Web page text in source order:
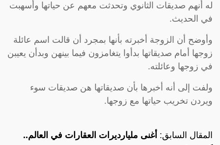
له أنهم صديقات الثانوي وتحدثت معهم عن حياتها وأسهبت
في الحديث.
وأوضح أن الزوجة أخبرته بأنها بمجرد أن قالت اسم عائلة
زوجها أمام صديقاتها بدأوا يتغامزون فيما بينهن وبدأن يعيبن
في زوجها وعائلته.
ولفت إلى أنه أخبرها بأن صديقاتها هن صديقات سوء
ويردن تخريب حياتها مع زوجها.
المقال السابق: أغنى مليارديرات العقارات في العالم..